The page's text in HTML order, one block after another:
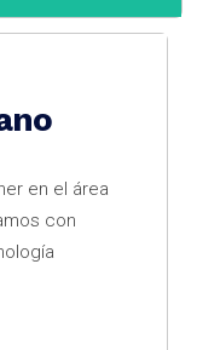
en el área
con